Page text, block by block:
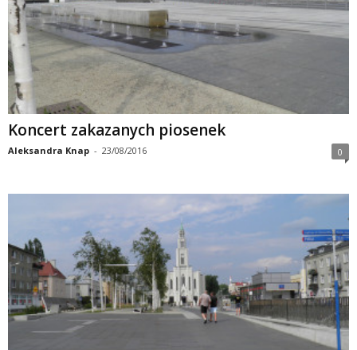
Koncert zakazanych piosenek
Aleksandra Knap - 23/08/2016 0